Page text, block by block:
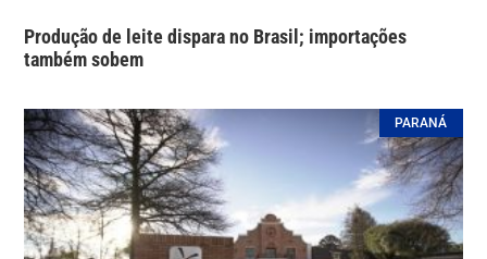
Produção de leite dispara no Brasil; importações
também sobem
PARANÁ